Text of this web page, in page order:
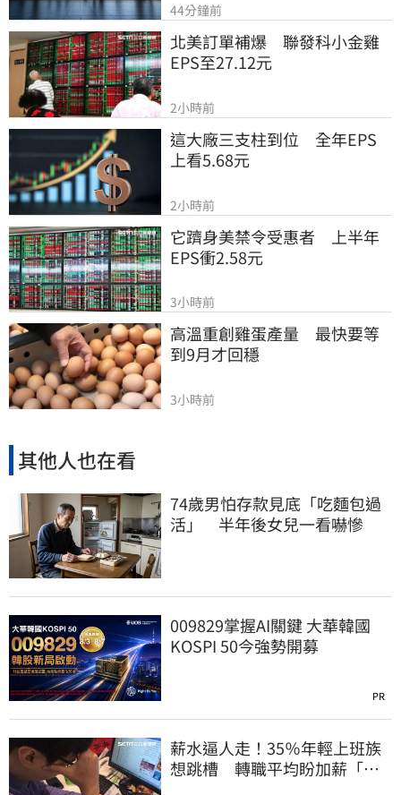
44分鐘前
北美訂單補爆　聯發科小金雞
EPS至27.12元
2小時前
這大廠三支柱到位　全年EPS
上看5.68元
2小時前
它躋身美禁令受惠者　上半年
EPS衝2.58元
3小時前
高溫重創雞蛋產量　最快要等
到9月才回穩
3小時前
其他人也在看
74歲男怕存款見底「吃麵包過
活」 半年後女兒一看嚇慘
009829掌握AI關鍵 大華韓國
KOSPI 50今強勢開募
PR
薪水逼人走！35％年輕上班族
想跳槽 轉職平均盼加薪「破